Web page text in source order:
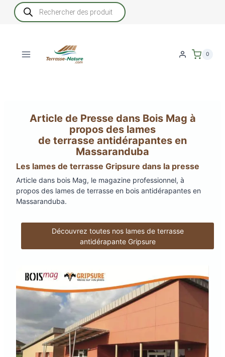
Recherche
de
produits
0
Article de Presse dans Bois Mag à
propos des lames
de terrasse antidérapantes en
Massaranduba
Les lames de terrasse Gripsure dans la presse
Article dans bois Mag, le magazine professionnel, à
propos des lames de terrasse en bois antidérapantes en
Massaranduba.
Découvrez toutes nos lames de terrasse
antidérapante Gripsure